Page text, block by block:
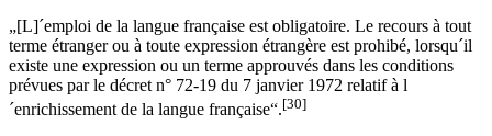
„[L]´emploi de la langue française est obligatoire. Le recours à tout
terme étranger ou à toute expression étrangère est prohibé, lorsqu´il
existe une expression ou un terme approuvés dans les conditions
prévues par le décret n° 72-19 du 7 janvier 1972 relatif à l
´enrichissement de la langue française“.[30]